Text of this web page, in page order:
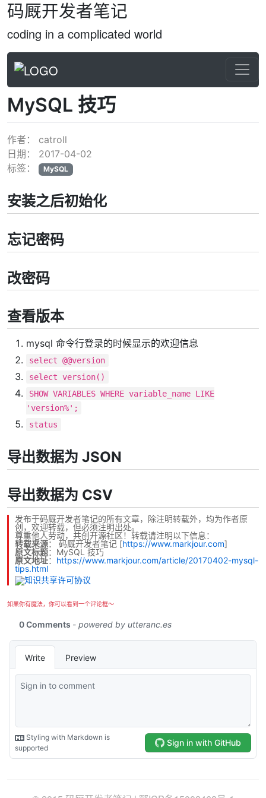
码厩开发者笔记
coding in a complicated world
MySQL 技巧
作者： catroll
日期： 2017-04-02
标签：
MySQL
安装之后初始化
忘记密码
改密码
查看版本
mysql 命令行登录的时候显示的欢迎信息
select @@version
select version()
SHOW VARIABLES WHERE variable_name LIKE
'version%';
status
导出数据为 JSON
导出数据为 CSV
发布于码厩开发者笔记的所有文章，除注明转载外，均为作者原
创，欢迎转载，但必须注明出处。
尊重他人劳动，共创开源社区！转载请注明以下信息：
转载来源： 码厩开发者笔记 [https://www.markjour.com]
原文标题：MySQL 技巧
原文地址： https://www.markjour.com/article/20170402-mysql-
tips.html
如果你有魔法，你可以看到一个评论框～